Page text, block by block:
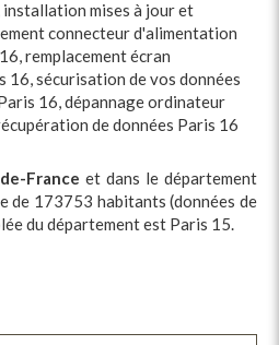
installation mises à jour et
connecteur d'alimentation
,remplacement écran
16,sécurisation de vos données
16,dépannage ordinateur
de données Paris 16
France et dans le département
de 173753 habitants (données de
du département est Paris 15.